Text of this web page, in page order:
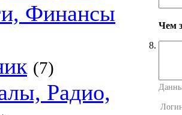
Финансы
(7)
Радио,
8.
Чем